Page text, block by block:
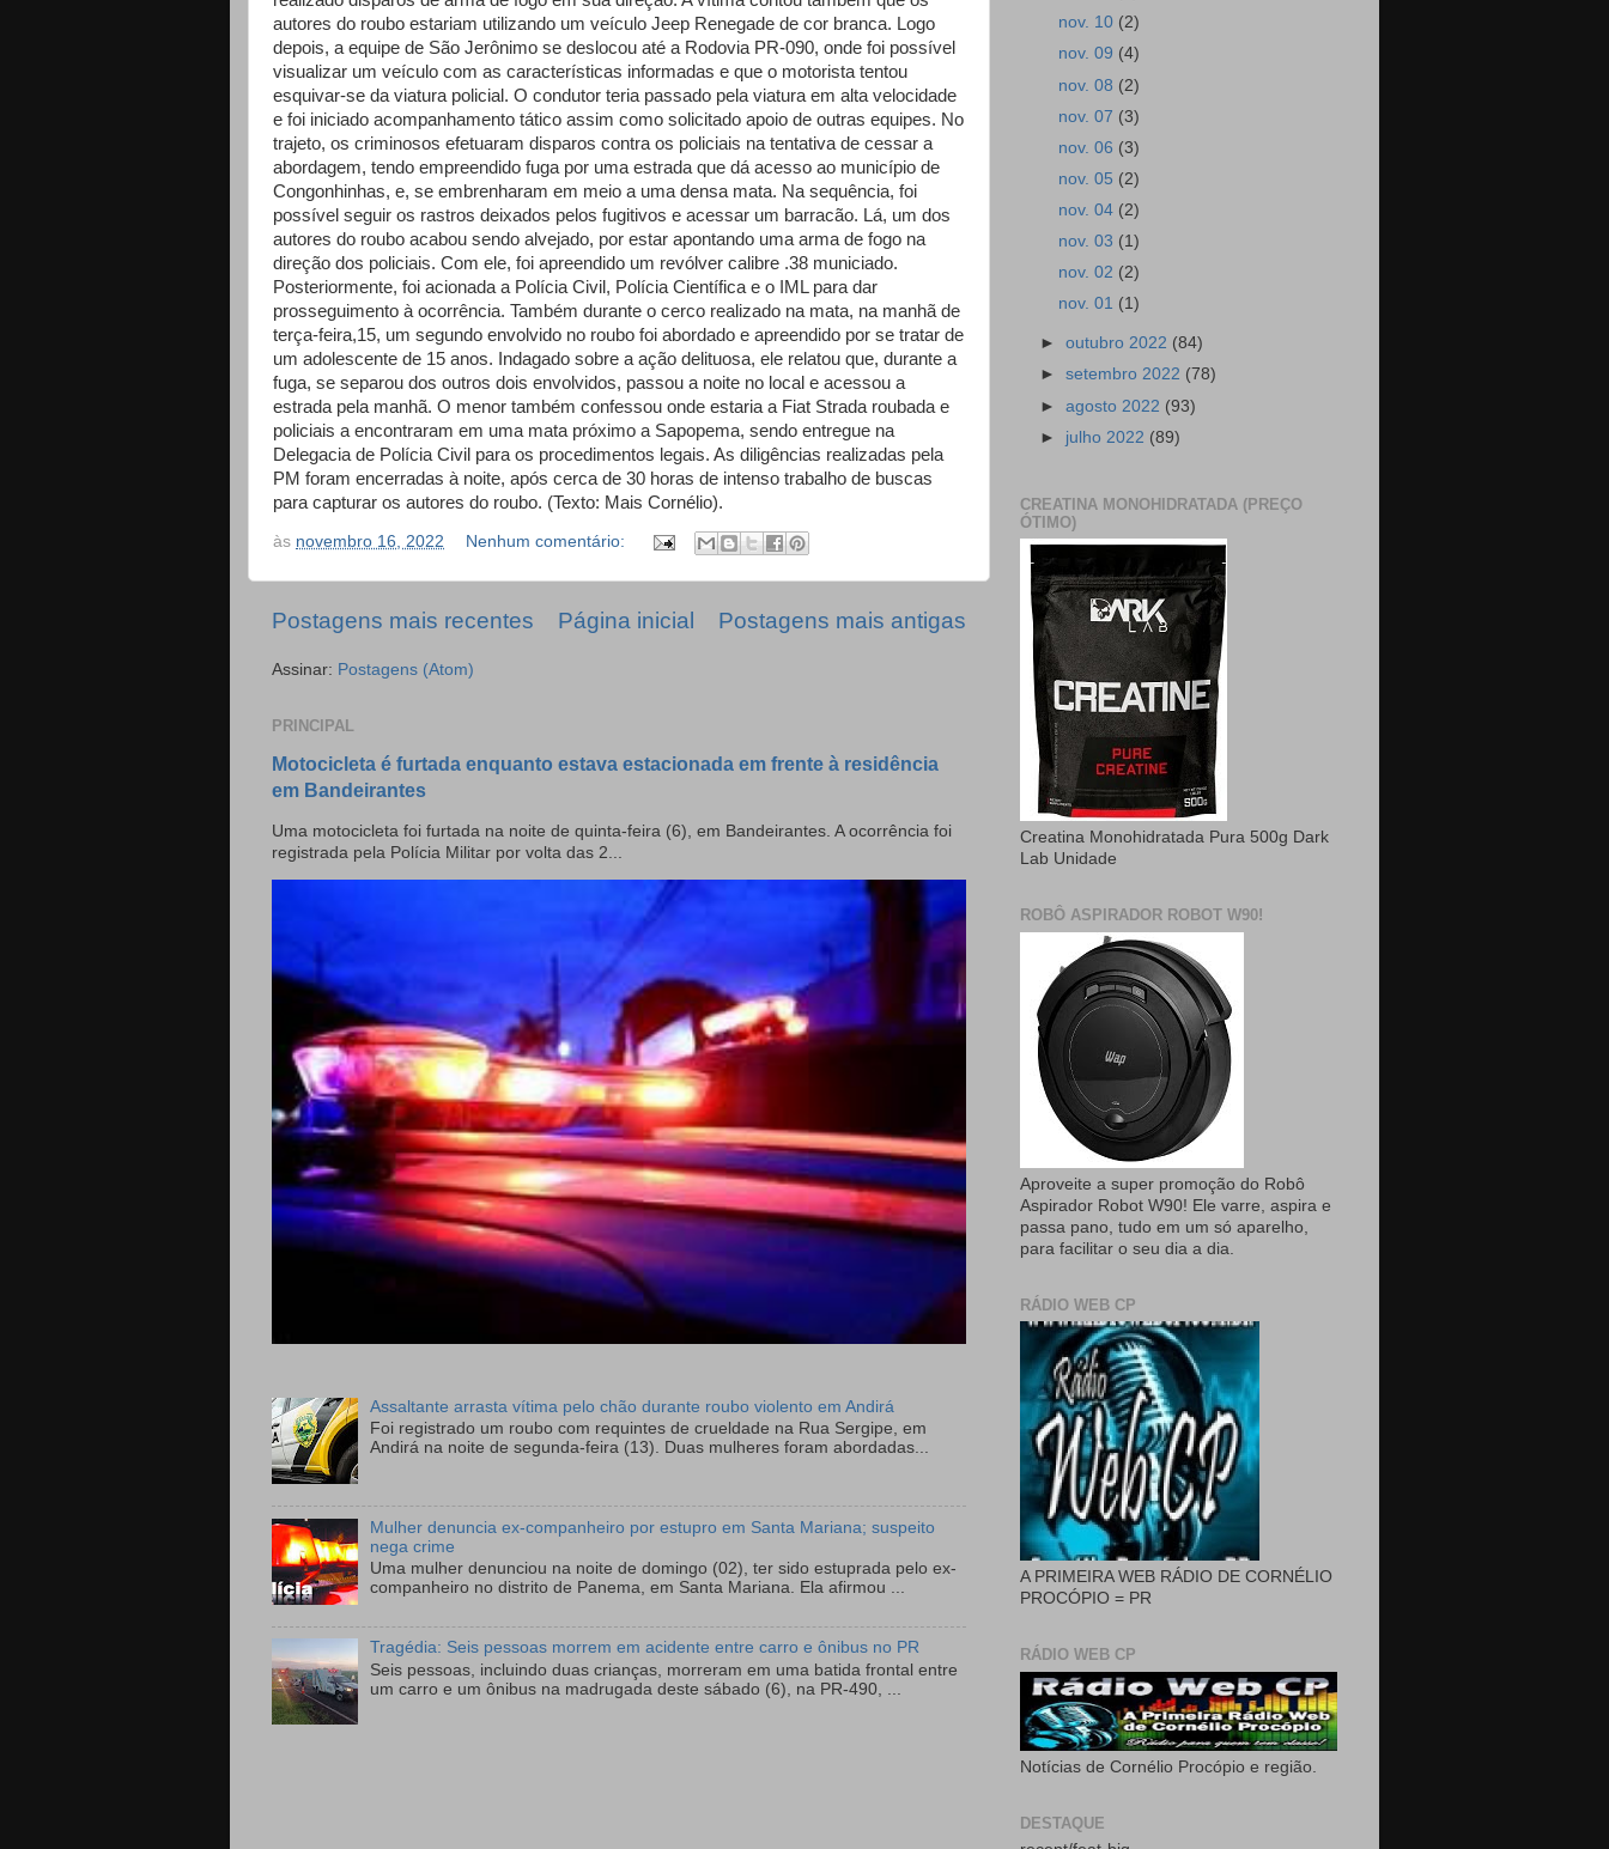
autores do roubo estariam utilizando um veículo Jeep Renegade de cor branca. Logo
depois, a equipe de São Jerônimo se deslocou até a Rodovia PR-090, onde foi possível
visualizar um veículo com as características informadas e que o motorista tentou
esquivar-se da viatura policial. O condutor teria passado pela viatura em alta velocidade
e foi iniciado acompanhamento tático assim como solicitado apoio de outras equipes. No
trajeto, os criminosos efetuaram disparos contra os policiais na tentativa de cessar a
abordagem, tendo empreendido fuga por uma estrada que dá acesso ao município de
Congonhinhas, e, se embrenharam em meio a uma densa mata. Na sequência, foi
possível seguir os rastros deixados pelos fugitivos e acessar um barracão. Lá, um dos
autores do roubo acabou sendo alvejado, por estar apontando uma arma de fogo na
direção dos policiais. Com ele, foi apreendido um revólver calibre .38 municiado.
Posteriormente, foi acionada a Polícia Civil, Polícia Científica e o IML para dar
prosseguimento à ocorrência. Também durante o cerco realizado na mata, na manhã de
terça-feira,15, um segundo envolvido no roubo foi abordado e apreendido por se tratar de
um adolescente de 15 anos. Indagado sobre a ação delituosa, ele relatou que, durante a
fuga, se separou dos outros dois envolvidos, passou a noite no local e acessou a
estrada pela manhã. O menor também confessou onde estaria a Fiat Strada roubada e
policiais a encontraram em uma mata próximo a Sapopema, sendo entregue na
Delegacia de Polícia Civil para os procedimentos legais. As diligências realizadas pela
PM foram encerradas à noite, após cerca de 30 horas de intenso trabalho de buscas
para capturar os autores do roubo. (Texto: Mais Cornélio).
às novembro 16, 2022 Nenhum comentário:
Postagens mais recentes Postagens mais antigas
Página inicial
Assinar: Postagens (Atom)
PRINCIPAL
Motocicleta é furtada enquanto estava estacionada em frente à residência
em Bandeirantes
Uma motocicleta foi furtada na noite de quinta-feira (6), em Bandeirantes. A ocorrência foi
registrada pela Polícia Militar por volta das 2...
Assaltante arrasta vítima pelo chão durante roubo violento em Andirá
Foi registrado um roubo com requintes de crueldade na Rua Sergipe, em
Andirá na noite de segunda-feira (13). Duas mulheres foram abordadas...
Mulher denuncia ex-companheiro por estupro em Santa Mariana; suspeito
nega crime
Uma mulher denunciou na noite de domingo (02), ter sido estuprada pelo ex-
companheiro no distrito de Panema, em Santa Mariana. Ela afirmou ...
Tragédia: Seis pessoas morrem em acidente entre carro e ônibus no PR
Seis pessoas, incluindo duas crianças, morreram em uma batida frontal entre
um carro e um ônibus na madrugada deste sábado (6), na PR-490, ...
nov. 10 (2)
nov. 09 (4)
nov. 08 (2)
nov. 07 (3)
nov. 06 (3)
nov. 05 (2)
nov. 04 (2)
nov. 03 (1)
nov. 02 (2)
nov. 01 (1)
►outubro 2022 (84)
►setembro 2022 (78)
►agosto 2022 (93)
► julho 2022 (89)
CREATINA MONOHIDRATADA (PREÇO
ÓTIMO)
Creatina Monohidratada Pura 500g Dark
Lab Unidade
ROBÔ ASPIRADOR ROBOT W90!
Aproveite a super promoção do Robô
Aspirador Robot W90! Ele varre, aspira e
passa pano, tudo em um só aparelho,
para facilitar o seu dia a dia.
RÁDIO WEB CP
A PRIMEIRA WEB RÁDIO DE CORNÉLIO
PROCÓPIO = PR
RÁDIO WEB CP
Notícias de Cornélio Procópio e região.
DESTAQUE